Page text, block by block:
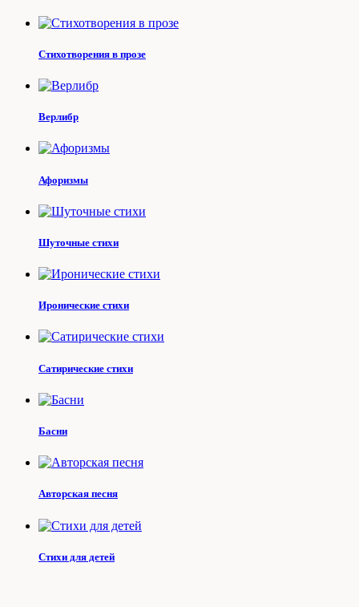
Стихотворения в прозе
Верлибр
Афоризмы
Шуточные стихи
Иронические стихи
Сатирические стихи
Басни
Авторская песня
Стихи для детей